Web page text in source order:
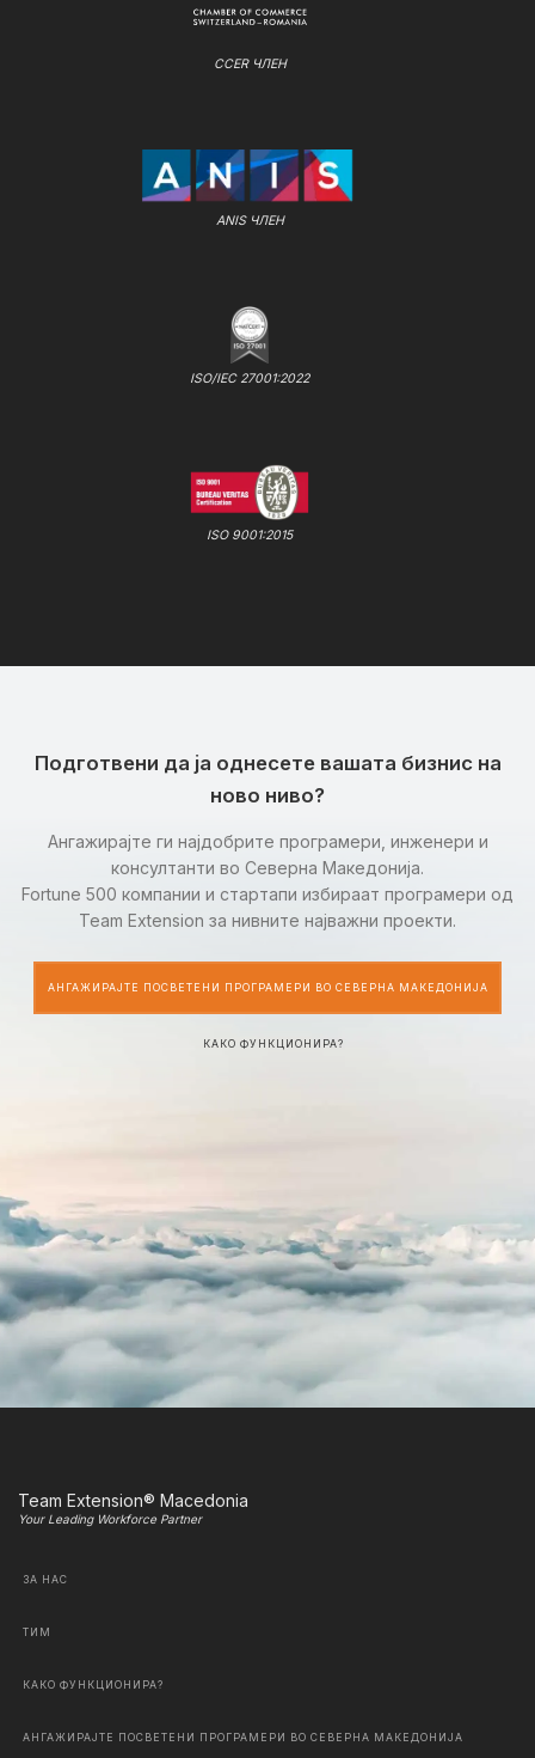
CCER ЧЛЕН
ANIS ЧЛЕН
ISO/IEC 27001:2022
ISO 9001:2015
Подготвени да ја однесете вашата бизнис на
ново ниво?
Ангажирајте ги најдобрите програмери, инженери и
консултанти во Северна Македонија.
Fortune 500 компании и стартапи избираат програмери од
Team Extension за нивните најважни проекти.
АНГАЖИРАЈТЕ ПОСВЕТЕНИ ПРОГРАМЕРИ ВО СЕВЕРНА МАКЕДОНИЈА
КАКО ФУНКЦИОНИРА?
Team Extension® Macedonia
Your Leading Workforce Partner
ЗА НАС
ТИМ
КАКО ФУНКЦИОНИРА?
АНГАЖИРАЈТЕ ПОСВЕТЕНИ ПРОГРАМЕРИ ВО СЕВЕРНА МАКЕДОНИЈА